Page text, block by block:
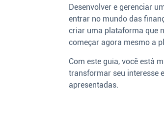
Desenvolver e gerenciar
entrar no mundo das
criar uma plataforma que
começar agora mesmo a
Com este guia, você está
transformar seu interesse
apresentadas.